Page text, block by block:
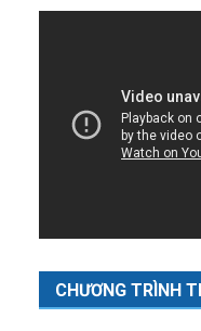
CHƯƠNG TRÌNH